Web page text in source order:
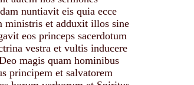
nuntiavit eis quia ecce
ministris et adduxit illos sine
eos princeps sacerdotum
vestra et vultis inducere
magis quam hominibus
principem et salvatorem